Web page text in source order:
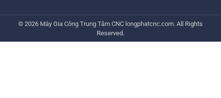
© 2026 Máy Gia Công Trung Tâm CNC longphatcnc.com. All Rights
Reserved.